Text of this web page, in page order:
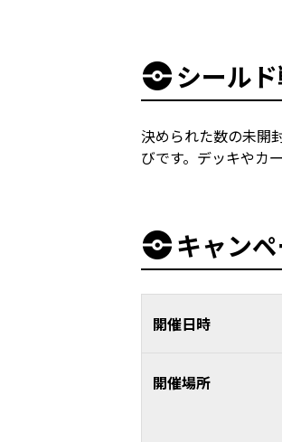
シール
決められた数の未開
びです。デッキやカ
キャン
開催日時
開催場所